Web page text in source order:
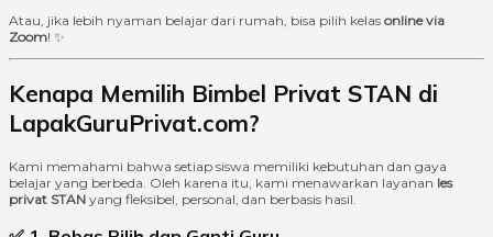
Atau, jika lebih nyaman belajar dari rumah, bisa pilih kelas online via
Zoom! ✨
Kenapa Memilih Bimbel Privat STAN di
LapakGuruPrivat.com?
Kami memahami bahwa setiap siswa memiliki kebutuhan dan gaya
belajar yang berbeda. Oleh karena itu, kami menawarkan layanan les
privat STAN yang fleksibel, personal, dan berbasis hasil.